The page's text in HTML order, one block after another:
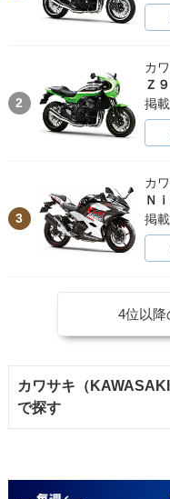
2
カ
Ｚ
掲
3
カ
Ｎ
掲
4位以降
カワサキ（
で探す